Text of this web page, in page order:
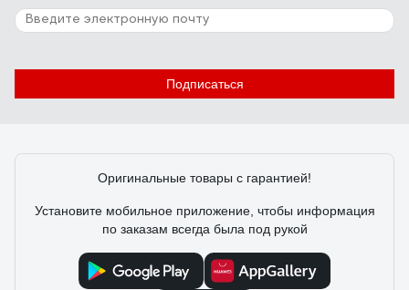
13 отзывов
Отзыв о врезном замке APECS 1425-AB
Офицеров Е. 14.03.2022
Подписаться
Оригинальные товары с гарантией!
Установите мобильное приложение, чтобы информация
по заказам всегда была под рукой